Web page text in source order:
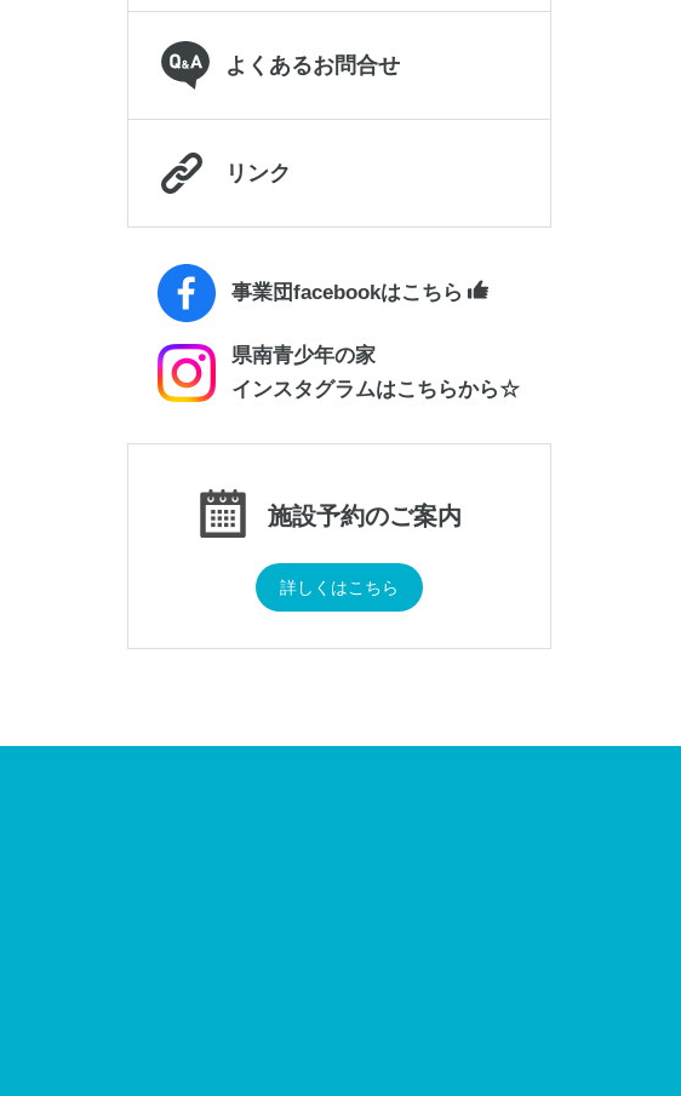
よくあるお問合せ
リンク
事業団facebookはこちら
県南青少年の家
インスタグラムはこちらから☆
施設予約のご案内
詳しくはこちら